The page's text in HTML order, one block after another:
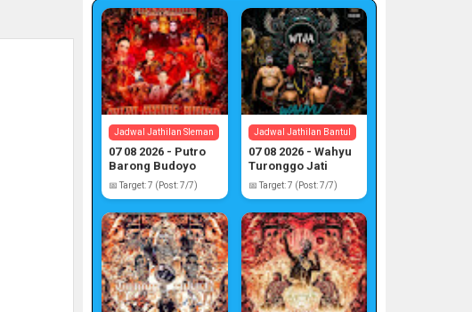
Jadwal Jathilan Sleman
07 08 2026 - Putro
Barong Budoyo
📅 Target: 7 (Post: 7/7)
Jadwal Jathilan Bantul
07 08 2026 - Wahyu
Turonggo Jati
Atmojo
📅 Target: 7 (Post: 7/7)